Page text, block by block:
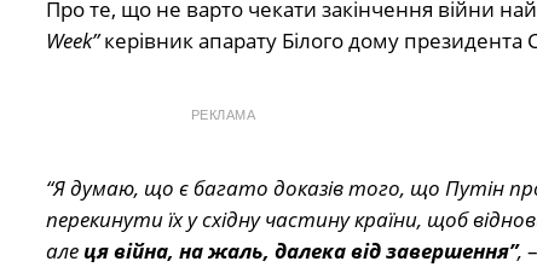
Про те, що не варто чекати закінчення війни
Week” керівник апарату Білого дому
РЕКЛАМА
“Я думаю, що є багато доказів того, що Путін
перекинути їх у східну частину країни, щоб
алеця війна, на жаль, далека від завершення”,